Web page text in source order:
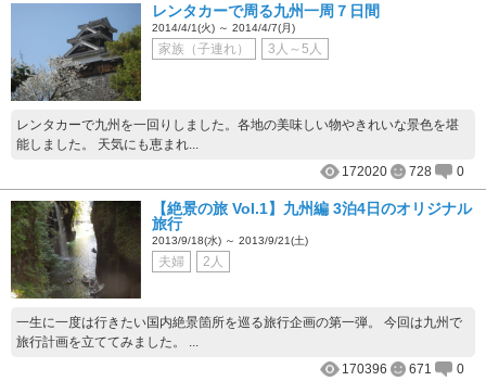
レンタカーで周る九州一周７日間
2014/4/1(火) ～ 2014/4/7(月)
家族（子連れ） 3人～5人
レンタカーで九州を一回りしました。各地の美味しい物やきれいな景色を堪
能しました。 天気にも恵まれ...
172020
728 0
【絶景の旅 Vol.1】九州編 3泊4日のオリジナル
旅行
2013/9/18(水) ～ 2013/9/21(土)
夫婦 2人
一生に一度は行きたい国内絶景箇所を巡る旅行企画の第一弾。 今回は九州で
旅行計画を立ててみました。 ...
170396
671 0